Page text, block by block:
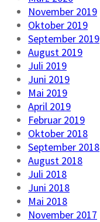
November 2019
Oktober 2019
September 2019
August 2019
Juli 2019
Juni 2019
Mai 2019
April 2019
Februar 2019
Oktober 2018
September 2018
August 2018
Juli 2018
Juni 2018
Mai 2018
November 2017